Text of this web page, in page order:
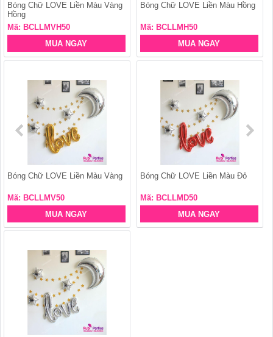
Bóng Chữ LOVE Liền Màu Vàng
Hồng
Mã: BCLLMVH50
MUA NGAY
Bóng Chữ LOVE Liền Màu Hồng
Mã: BCLLMH50
MUA NGAY
Bóng Chữ LOVE Liền Màu Vàng
Mã: BCLLMV50
MUA NGAY
Bóng Chữ LOVE Liền Màu Đỏ
Mã: BCLLMD50
MUA NGAY